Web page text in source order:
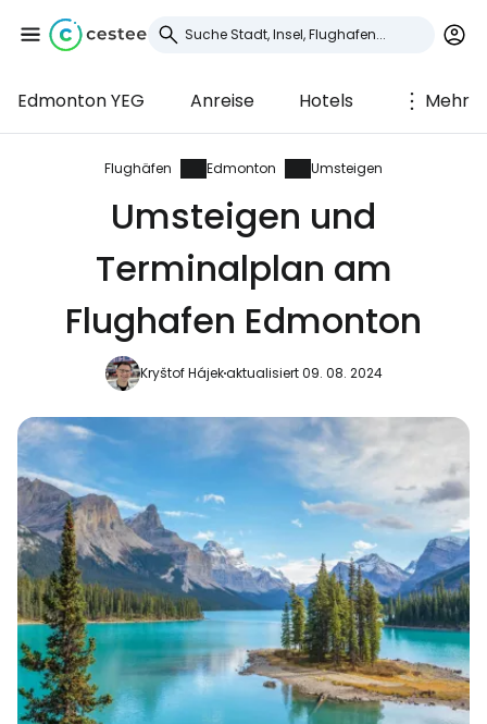
Edmonton YEG Anreise Hotels Mehr
Flughäfen Edmonton Umsteigen
Umsteigen und
Terminalplan am
Flughafen Edmonton
Kryštof Hájekaktualisiert 09. 08. 2024
Anmeldung bei
Cestee
... die weltweite Reise-Community
Weiter mit Google
Weiter mit Facebook
Weiter mit E-Mail